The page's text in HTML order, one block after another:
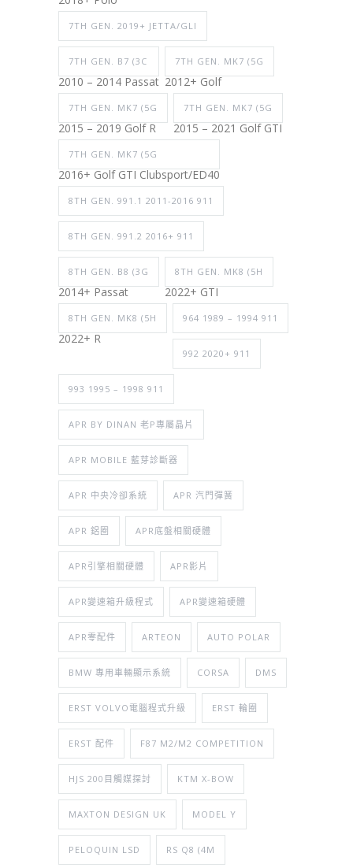
7TH GEN. 2019+ JETTA/GLI
7TH GEN. B7 (3C
2010 – 2014 Passat
7TH GEN. MK7 (5G
2012+ Golf
7TH GEN. MK7 (5G
2015 – 2019 Golf R
7TH GEN. MK7 (5G
2015 – 2021 Golf GTI
7TH GEN. MK7 (5G
2016+ Golf GTI Clubsport/ED40
8TH GEN. 991.1 2011-2016 911
8TH GEN. 991.2 2016+ 911
8TH GEN. B8 (3G
2014+ Passat
8TH GEN. MK8 (5H
2022+ GTI
8TH GEN. MK8 (5H
2022+ R
964 1989 – 1994 911
992 2020+ 911
993 1995 – 1998 911
APR BY DINAN 老P專屬晶片
APR MOBILE 藍芽診斷器
APR 中央冷卻系統 APR 汽門彈簧
APR 鋁圈 APR底盤相關硬體
APR引擎相關硬體 APR影片
APR變速箱升級程式 APR變速箱硬體
APR零配件 ARTEON AUTO POLAR
BMW 專用車輛顯示系統 CORSA DMS
ERST VOLVO電腦程式升級 ERST 輪圈
ERST 配件 F87 M2/M2 COMPETITION
HJS 200目觸媒探討 KTM X-BOW
MAXTON DESIGN UK MODEL Y
PELOQUIN LSD RS Q8 (4M